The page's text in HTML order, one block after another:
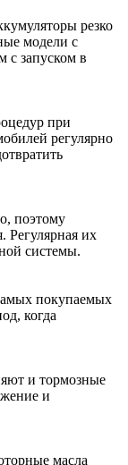
резко
модели с
с запуском в
при
регулярно
поэтому
Регулярная их
системы.
покупаемых
когда
и тормозные
и
масла